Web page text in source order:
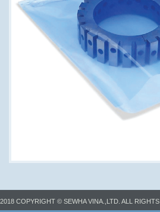
2018 COPYRIGHT © SEWHA VINA.,LTD. ALL RIGHTS